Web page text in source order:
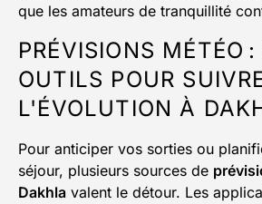
que les amateurs de tranquillité
PRÉVISIONS MÉTÉO
OUTILS POUR
L'ÉVOLUTION À
Pour anticiper vos sorties ou
séjour, plusieurs sources de
Dakhla valent le détour. Les